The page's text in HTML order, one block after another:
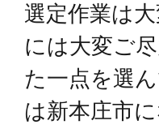
選定作業は
には大変ご
た一点を選
は新本庄市